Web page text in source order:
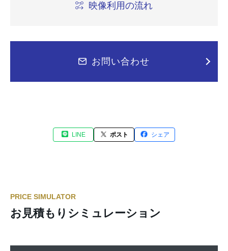
映像利用の流れ
お問い合わせ
LINE ポスト シェア
PRICE SIMULATOR
お見積もりシミュレーション